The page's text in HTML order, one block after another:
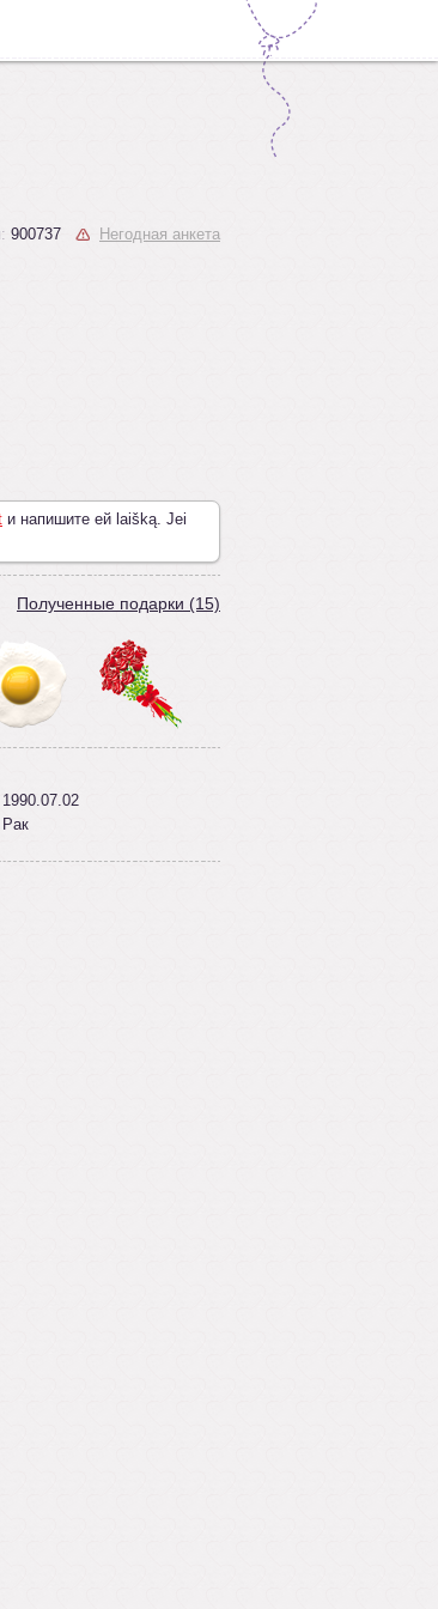
900737 Негодная анкета
и напишите ей laišką. Jei
Полученные подарки (15)
1990.07.02
Рак